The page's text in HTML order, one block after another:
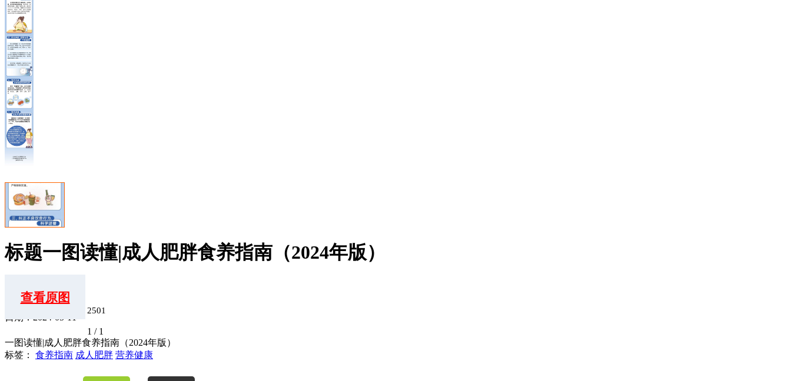
标题一图读懂|成人肥胖食养指南（2024年版）
查看原图
日期：2024-05-11
2501
1 / 1
一图读懂|成人肥胖食养指南（2024年版）
标签：
食养指南 成人肥胖 营养健康